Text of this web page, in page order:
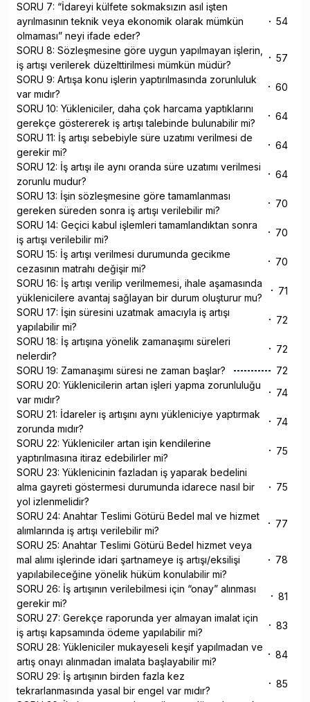
SORU 7: “İdareyi külfete sokmaksızın asıl işten
ayrılmasının teknik veya ekonomik olarak mümkün
olmaması” neyi ifade eder?
54
SORU 8: Sözleşmesine göre uygun yapılmayan işlerin,
iş artışı verilerek düzelttirilmesi mümkün müdür?
57
SORU 9: Artışa konu işlerin yaptırılmasında zorunluluk
var mıdır?
60
SORU 10: Yükleniciler, daha çok harcama yaptıklarını
gerekçe göstererek iş artışı talebinde bulunabilir mi?
64
SORU 11: İş artışı sebebiyle süre uzatımı verilmesi de
gerekir mi?
64
SORU 12: İş artışı ile aynı oranda süre uzatımı verilmesi
zorunlu mudur?
64
SORU 13: İşin sözleşmesine göre tamamlanması
gereken süreden sonra iş artışı verilebilir mi?
70
SORU 14: Geçici kabul işlemleri tamamlandıktan sonra
iş artışı verilebilir mi?
70
SORU 15: İş artışı verilmesi durumunda gecikme
cezasının matrahı değişir mi?
70
SORU 16: İş artışı verilip verilmemesi, ihale aşamasında
yüklenicilere avantaj sağlayan bir durum oluşturur mu?
71
SORU 17: İşin süresini uzatmak amacıyla iş artışı
yapılabilir mi?
72
SORU 18: İş artışına yönelik zamanaşımı süreleri
nelerdir?
72
SORU 19: Zamanaşımı süresi ne zaman başlar?
72
SORU 20: Yüklenicilerin artan işleri yapma zorunluluğu
var mıdır?
74
SORU 21: İdareler iş artışını aynı yükleniciye yaptırmak
zorunda mıdır?
74
SORU 22: Yükleniciler artan işin kendilerine
yaptırılmasına itiraz edebilirler mi?
75
SORU 23: Yüklenicinin fazladan iş yaparak bedelini
alma gayreti göstermesi durumunda idarece nasıl bir
yol izlenmelidir?
75
SORU 24: Anahtar Teslimi Götürü Bedel mal ve hizmet
alımlarında iş artışı verilebilir mi?
77
SORU 25: Anahtar Teslimi Götürü Bedel hizmet veya
mal alımı işlerinde idari şartnameye iş artışı/eksilişi
yapılabileceğine yönelik hüküm konulabilir mi?
78
SORU 26: İş artışının verilebilmesi için “onay” alınması
gerekir mi?
81
SORU 27: Gerekçe raporunda yer almayan imalat için
iş artışı kapsamında ödeme yapılabilir mi?
83
SORU 28: Yükleniciler mukayeseli keşif yapılmadan ve
artış onayı alınmadan imalata başlayabilir mi?
84
SORU 29: İş artışının birden fazla kez
tekrarlanmasında yasal bir engel var mıdır?
85